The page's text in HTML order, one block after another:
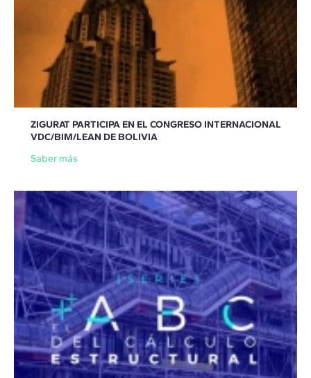
ZIGURAT PARTICIPA EN EL CONGRESO INTERNACIONAL
VDC/BIM/LEAN DE BOLIVIA
Saber más